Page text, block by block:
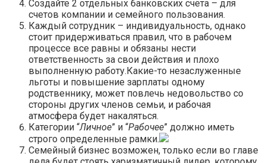
Создайте 2 отдельных банковских счета – для
счетов компании и семейного пользования.
Каждый сотрудник – индивидуальность, однако
стоит придерживаться правил, что в рабочем
процессе все равны и обязаны нести
ответственность за свои действия и плохо
выполненную работу.Какие-то незаслуженные
льготы и повышение зарплаты одному
родственнику, может повлечь недовольство со
стороны других членов семьи, и рабочая
атмосфера будет накаляться.
Категории “Личное” и “Рабочее” должно иметь
строго определенные рамки.
Семейный бизнес возможен, только если во главе